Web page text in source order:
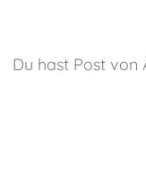
Du hast Post